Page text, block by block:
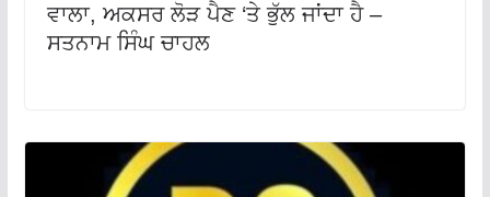
ਵਾਲਾ, ਅਕਸਰ ਲੋੜ ਪੈਣ ‘ਤੇ ਭੁੱਲ ਜਾਂਦਾ ਹੈ –
ਸਤਨਾਮ ਸਿੰਘ ਚਾਹਲ